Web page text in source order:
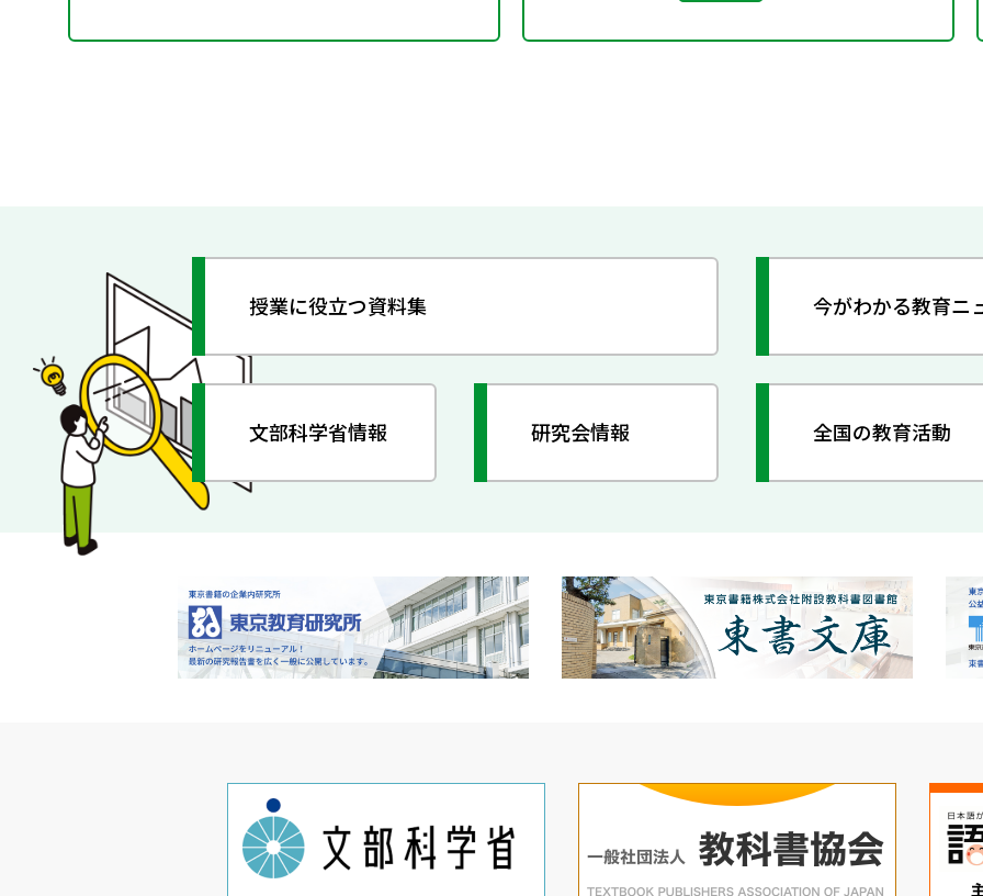
授業に役立つ資料集 今がわかる教育ニ
文部科学省情報 研究会情報 全国の教育活動